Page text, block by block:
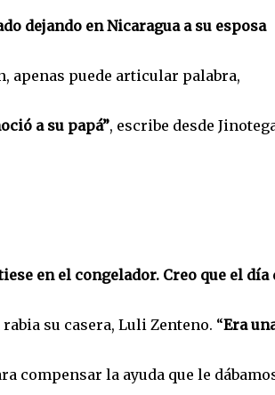
dejando en Nicaragua a su esposa
apenas puede articular palabra,
a su papá”, escribe desde
en el congelador. Creo que el día
su casera, Luli Zenteno. “Era
compensar la ayuda que le